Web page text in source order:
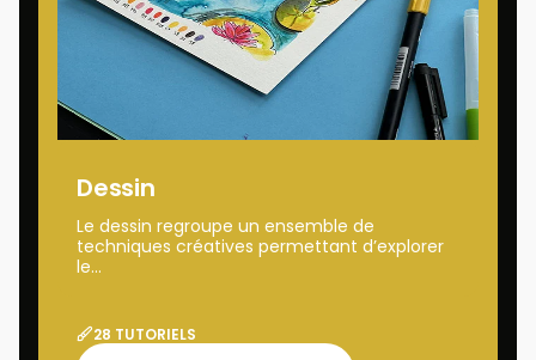
Dessin
Le dessin regroupe un ensemble de
techniques créatives permettant d’explorer
le...
28 TUTORIELS